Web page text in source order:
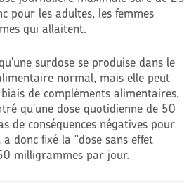
pour les adultes, les femmes
qui allaitent.
surdose se produise dans le
normal, mais elle peut
de compléments alimentaires.
qu'une dose quotidienne de 50
de conséquences négatives pour
donc fixé la "dose sans effet
milligrammes par jour.